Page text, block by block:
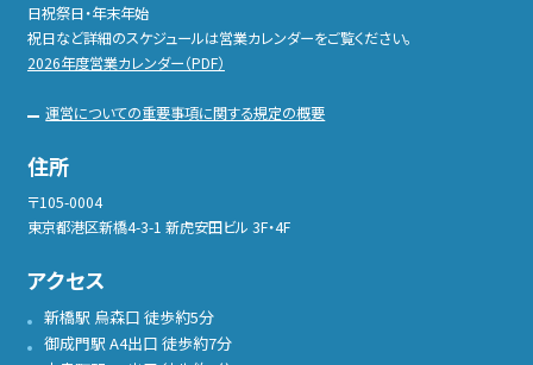
日祝祭日・年末年始
祝日など詳細のスケジュールは営業カレンダーをご覧ください。
2026年度営業カレンダー（PDF）
運営についての重要事項に関する規定の概要
住所
〒105-0004
東京都港区新橋4-3-1 新虎安田ビル 3F・4F
アクセス
新橋駅 烏森口 徒歩約5分
御成門駅 A4出口 徒歩約7分